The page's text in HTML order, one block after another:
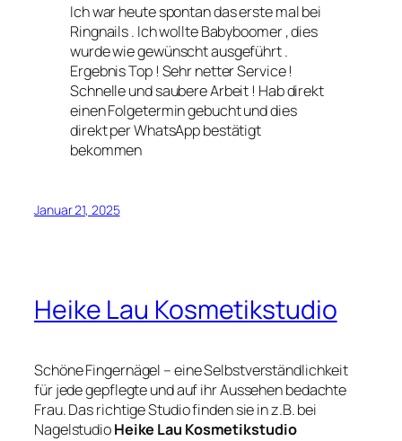
Ich war heute spontan das erste mal bei
Ringnails . Ich wollte Babyboomer , dies
wurde wie gewünscht ausgeführt .
Ergebnis Top ! Sehr netter Service !
Schnelle und saubere Arbeit ! Hab direkt
einen Folgetermin gebucht und dies
direkt per WhatsApp bestätigt
bekommen
Januar 21, 2025
Heike Lau Kosmetikstudio
Schöne Fingernägel – eine Selbstverständlichkeit
für jede gepflegte und auf ihr Aussehen bedachte
Frau. Das richtige Studio finden sie in z.B. bei
NagelstudioHeike Lau Kosmetikstudio